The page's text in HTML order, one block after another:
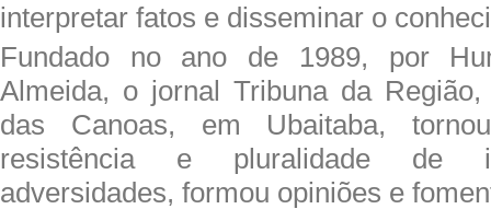
interpretar fatos e disseminar o
Fundado no ano de 1989, por
Almeida, o jornal Tribuna da
das Canoas, em Ubaitaba,
resistência e pluralidade de
adversidades, formou opiniões e